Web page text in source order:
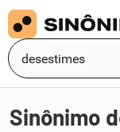
Sinônimo